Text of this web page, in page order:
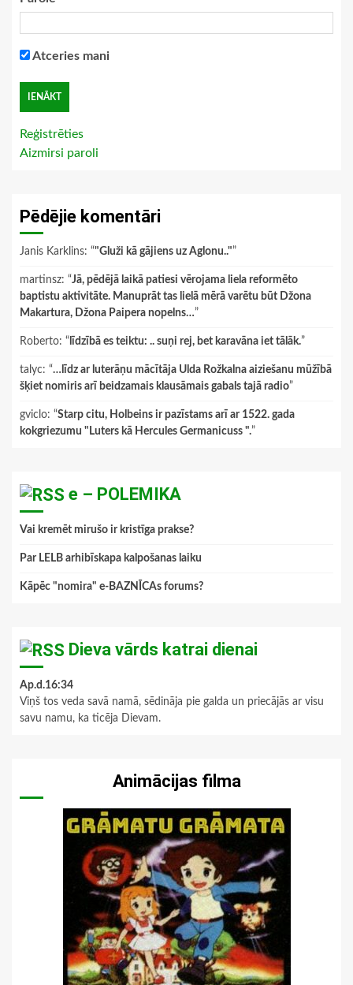
Atceries mani
Reģistrēties
Aizmirsi paroli
Pēdējie komentāri
Janis Karklins: “"Gluži kā gājiens uz Aglonu.."”
martinsz: “Jā, pēdējā laikā patiesi vērojama liela reformēto
baptistu aktivitāte. Manuprāt tas lielā mērā varētu būt Džona
Makartura, Džona Paipera nopelns…”
Roberto: “ līdzībā es teiktu: .. suņi rej, bet karavāna iet tālāk.”
talyc: “…līdz ar luterāņu mācītāja Ulda Rožkalna aiziešanu mūžībā
šķiet nomiris arī beidzamais klausāmais gabals tajā radio”
gviclo: “Starp citu, Holbeins ir pazīstams arī ar 1522. gada
kokgriezumu "Luters kā Hercules Germanicuss ".”
e – POLEMIKA
Vai kremēt mirušo ir kristīga prakse?
Par LELB arhibīskapa kalpošanas laiku
Kāpēc "nomira" e-BAZNĪCAs forums?
Dieva vārds katrai dienai
Ap.d.16:34
Viņš tos veda savā namā, sēdināja pie galda un priecājās ar visu
savu namu, ka ticēja Dievam.
Animācijas filma